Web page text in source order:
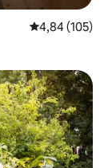
4,84 (105)